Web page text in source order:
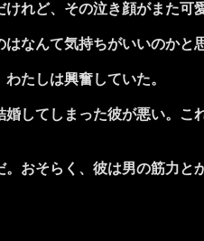
れど、その泣き顔がまた可
なんて気持ちがいいのかと思
たしは興奮していた。
てしまった彼が悪い。こ
おそらく、彼は男の筋力